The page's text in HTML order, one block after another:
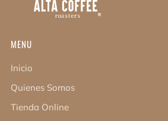
MENU
Inicio
Quienes Somos
Tienda Online